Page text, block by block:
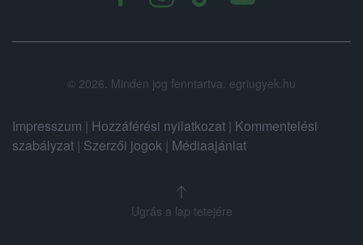
© 2026. Minden jog fenntartva. egriugyek.hu
Impresszum | Hozzáférési nyilatkozat | Kommentelési
szabályzat | Szerzői jogok | Médiaajánlat
Ugrás a lap tetejére